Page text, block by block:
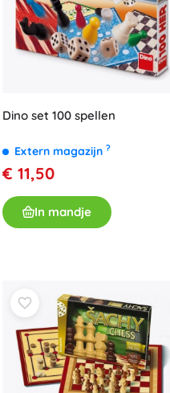
vertellers
Dino set 100 spellen
Extern magazijn ?
€ 11,50
In mandje